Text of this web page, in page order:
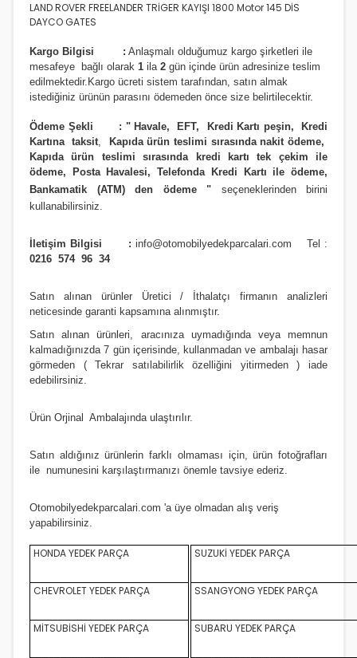
LAND ROVER FREELANDER TRİGER KAYIŞI 1800 Motor 145 DİS
DAYCO GATES
Kargo Bilgisi : Anlaşmalı olduğumuz kargo şirketleri ile
mesafeye bağlı olarak 1 ila 2 gün içinde ürün adresinize teslim
edilmektedir. Kargo ücreti sistem tarafından, satın almak
istediğiniz ürünün parasını ödemeden önce size belirtilecektir.
Ödeme Şekli : " Havale, EFT, Kredi Kartı peşin,
Kredi
Kartına taksit,
Kapıda ürün teslimi sırasında nakit ödeme,
Kapıda ürün teslimi sırasında kredi kartı tek çekim ile
ödeme, Posta Havalesi, Telefonda Kredi Kartı ile ödeme,
Bankamatik (ATM) den ödeme "
seçeneklerinden birini
kullanabilirsiniz.
İletişim Bilgisi : info@otomobilyedekparcalari.com Tel :
0216 574 96 34
Satın alınan ürünler Üretici / İthalatçı firmanın analizleri
neticesinde garanti kapsamına alınmıştır.
Satın alınan ürünleri, aracınıza uymadığında veya memnun
kalmadığınızda 7 gün içerisinde, kullanmadan ve ambalajı hasar
görmeden ( Tekrar satılabilirlik özelliğini yitirmeden ) iade
edebilirsiniz.
Ürün Orjinal Ambalajında ulaştırılır.
Satın aldığınız ürünlerin farklı olmaması için, ürün fotoğrafları
ile numunesini karşılaştırmanızı önemle tavsiye ederiz.
Otomobilyedekparcalari.com 'a üye olmadan alış veriş
yapabilirsiniz.
HONDA YEDEK PARÇA SUZUKİ YEDEK PARÇA
CHEVROLET YEDEK PARÇA SSANGYONG YEDEK PARÇA
MİTSUBİSHİ YEDEK PARÇA SUBARU YEDEK PARÇA